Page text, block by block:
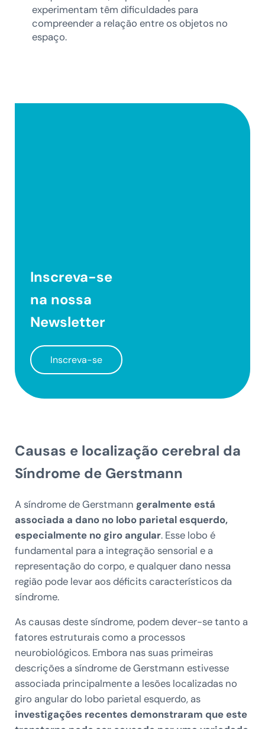
experimentam têm dificuldades para
compreender a relação entre os objetos no
espaço.
Inscreva-se
na nossa
Newsletter
Inscreva-se
Causas e localização cerebral da
Síndrome de Gerstmann
A síndrome de Gerstmann geralmente está
associada a dano no lobo parietal esquerdo,
especialmente no giro angular. Esse lobo é
fundamental para a integração sensorial e a
representação do corpo, e qualquer dano nessa
região pode levar aos déficits característicos da
síndrome.
As causas deste síndrome, podem dever-se tanto a
fatores estruturais como a processos
neurobiológicos. Embora nas suas primeiras
descrições a síndrome de Gerstmann estivesse
associada principalmente a lesões localizadas no
giro angular do lobo parietal esquerdo, as
investigações recentes demonstraram que este